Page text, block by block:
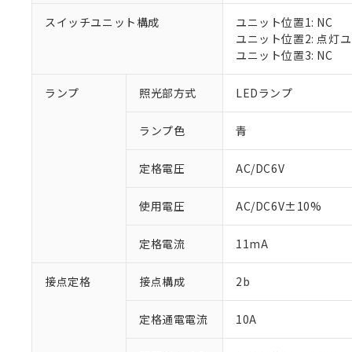
スイッチユニット構成
ユニット位置1: NC
ユニット位置2: 点灯
ユニット位置3: NC
ランプ 照光部方式 LEDランプ
ランプ色 青
定格電圧 AC/DC6V
使用電圧 AC/DC6V±10%
定格電流 11mA
接点定格 接点構成 2b
定格通電電流 10A
ご利用条件
以下の条件をお読
当社制御機
在庫状況お
のであり、
い。
当社販売員
ている必要
対応予定：EU
対応予定なし：
調査・確認中：
非該当品：ライセ
仕入先様の事情に
があります。
六価クロム(Cr(Ⅵ))
ル（DBP） 1000ppm
但し、RoHS指令で産業
フタル酸エステル類の
※2 対応予定月
※1 中国
「－」：未確認で
*中国RoHS10物質の基
Pb(鉛) :1000ppm、 Hg(
Cr(Ⅵ)(六価クロム) :
DBP(フタル酸ジブチル
「ｅ」：有害物質
う）を輸出
などの必要な
ます。
当社は貴社
当社は、貴
記
号
○ 一定数
△ 一定数
－
在庫な